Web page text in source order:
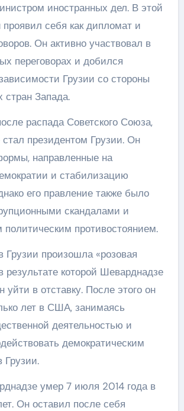
иностранных дел. В этой
себя как дипломат и
Он активно участвовал в
переговорах и добился
Грузии со стороны
Запада.
распада Советского Союза,
президентом Грузии. Он
направленные на
и стабилизацию
его правление также было
скандалами и
противостоянием.
Грузии произошла «розовая
результате которой Шеварднадзе
в отставку. После этого он
лет в США, занимаясь
деятельностью и
демократическим
Грузии.
умер 7 июля 2014 года в
Он оставил после себя